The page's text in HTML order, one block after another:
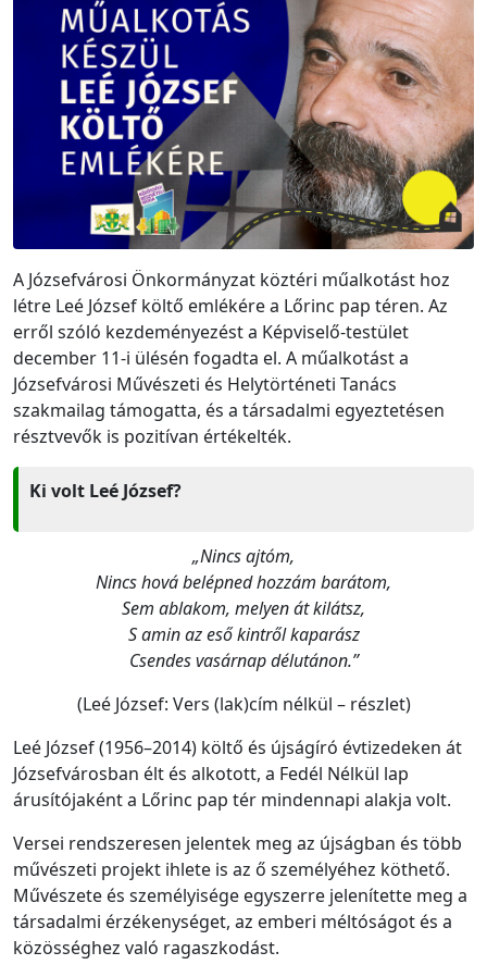
A Józsefvárosi Önkormányzat köztéri műalkotást hoz
létre Leé József költő emlékére a Lőrinc pap téren. Az
erről szóló kezdeményezést a Képviselő-testület
december 11-i ülésén fogadta el. A műalkotást a
Józsefvárosi Művészeti és Helytörténeti Tanács
szakmailag támogatta, és a társadalmi egyeztetésen
résztvevők is pozitívan értékelték.
Ki volt Leé József?
„Nincs ajtóm,
Nincs hová belépned hozzám barátom,
Sem ablakom, melyen át kilátsz,
S amin az eső kintről kaparász
Csendes vasárnap délutánon.”
(Leé József: Vers (lak)cím nélkül – részlet)
Leé József (1956–2014) költő és újságíró évtizedeken át
Józsefvárosban élt és alkotott, a Fedél Nélkül lap
árusítójaként a Lőrinc pap tér mindennapi alakja volt.
Versei rendszeresen jelentek meg az újságban és több
művészeti projekt ihlete is az ő személyéhez köthető.
Művészete és személyisége egyszerre jelenítette meg a
társadalmi érzékenységet, az emberi méltóságot és a
közösséghez való ragaszkodást.